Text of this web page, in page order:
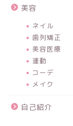
美容
ネイル
歯列矯正
美容医療
運動
コーデ
メイク
自己紹介